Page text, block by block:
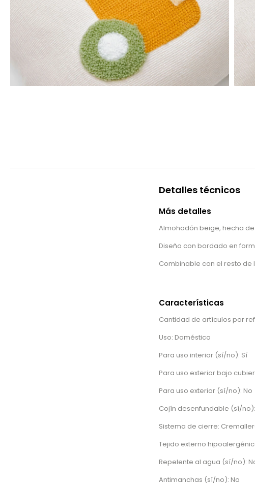
Detalles técnicos
Más detalles
Almohadón beige, hecha
Diseño con bordado en
Combinable con el resto de
Características
Cantidad de artículos por
Uso: Doméstico
Para uso interior (sí/no): Sí
Para uso exterior bajo
Para uso exterior (sí/no): No
Cojín desenfundable (sí/
Sistema de cierre:
Tejido externo
Repelente al agua (sí/no):
Antimanchas (sí/no): No